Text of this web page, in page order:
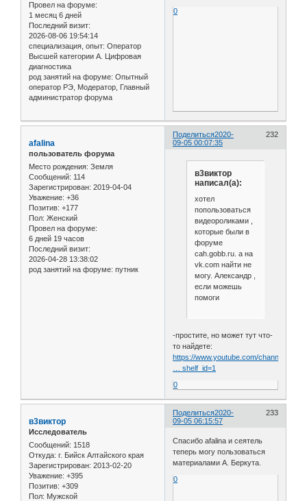
Провел на форуме:
1 месяц 6 дней
Последний визит:
2026-08-06 19:54:14
специализация, опыт: Оператор
Высшей категории А. Цифровая
диагностика
род занятий на форуме: Опытный
оператор РЭ, Модератор, Главный
администратор форума
0
Поделиться 232
2020-
09-05 00:07:35
afalina
пользователь форума
Место рождения: Земля
Сообщений: 114
Зарегистрирован: 2019-04-04
Уважение: +36
Позитив: +177
Пол: Женский
Провел на форуме:
6 дней 19 часов
Последний визит:
2026-04-28 13:38:02
род занятий на форуме: путник
в3виктор
написал(а):
хотел
попользоваться
видеороликами ,
которые были в
форуме
cah.gobb.ru. а на
vk.com найти не
могу. Александр ,
если можешь
помоги
-простите, но может тут что-
то найдете:
https://www.youtube.com/channel/
… shelf_id=1
0
Поделиться 233
2020-
09-05 06:15:57
в3виктор
Исследователь
Сообщений: 1518
Откуда: г. Бийск Алтайского края
Зарегистрирован: 2013-02-20
Уважение: +395
Позитив: +309
Пол: Мужской
Спасибо afalina и сеятель
теперь могу пользоваться
материалами А. Беркута.
0